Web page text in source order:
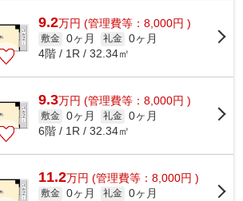
自信をもって情...
9.2万円 (管理費等：8,000円 )
敷金 0ヶ月 礼金 0ヶ月
4階 / 1R / 32.34㎡
9.3万円 (管理費等：8,000円 )
敷金 0ヶ月 礼金 0ヶ月
6階 / 1R / 32.34㎡
11.2万円 (管理費等：8,000円 )
敷金 0ヶ月 礼金 0ヶ月